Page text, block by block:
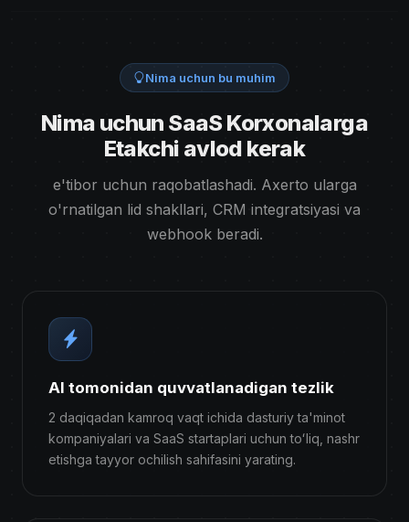
Nima uchun bu muhim
Nima uchun SaaS Korxonalarga
Etakchi avlod kerak
e'tibor uchun raqobatlashadi. Axerto ularga
o'rnatilgan lid shakllari, CRM integratsiyasi va
webhook beradi.
AI tomonidan quvvatlanadigan tezlik
2 daqiqadan kamroq vaqt ichida dasturiy ta'minot
kompaniyalari va SaaS startaplari uchun toʻliq, nashr
etishga tayyor ochilish sahifasini yarating.